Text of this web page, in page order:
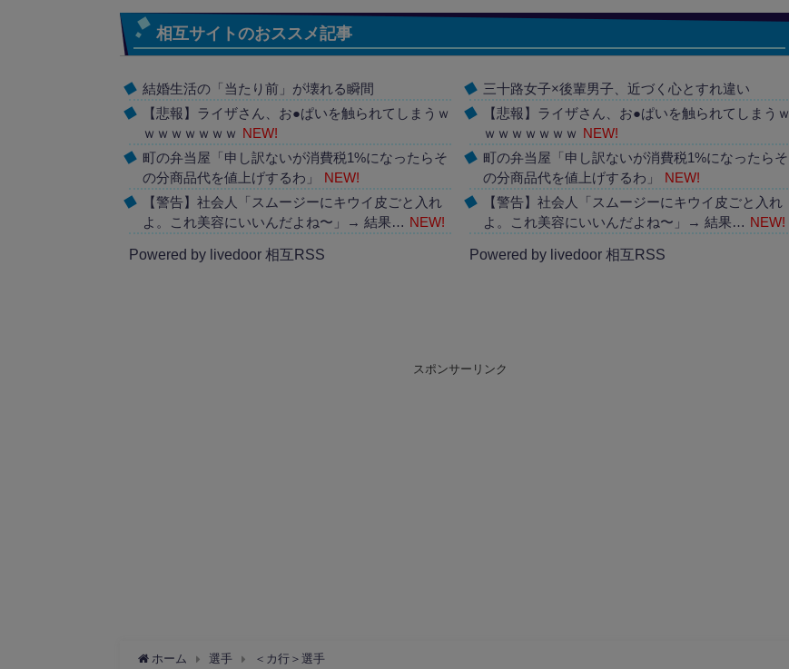
相互サイトのおススメ記事
結婚生活の「当たり前」が壊れる瞬間
【悲報】ライザさん、お●ぱいを触られてしまうｗ
ｗｗｗｗｗｗｗ
NEW!
町の弁当屋「申し訳ないが消費税1%になったらそ
の分商品代を値上げするわ」
NEW!
【警告】社会人「スムージーにキウイ皮ごと入れ
よ。これ美容にいいんだよね〜」→ 結果… NEW!
Powered by livedoor 相互RSS
三十路女子×後輩男子、近づく心とすれ違い
【悲報】ライザさん、お●ぱいを触られてしまうｗ
ｗｗｗｗｗｗｗ
NEW!
町の弁当屋「申し訳ないが消費税1%になったらそ
の分商品代を値上げするわ」
NEW!
【警告】社会人「スムージーにキウイ皮ごと入れ
よ。これ美容にいいんだよね〜」→ 結果… NEW!
Powered by livedoor 相互RSS
スポンサーリンク
ホーム 選手
＜カ行＞選手